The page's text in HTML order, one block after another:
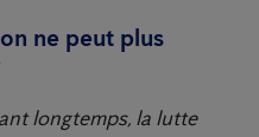
ne peut plus
longtemps, la lutte